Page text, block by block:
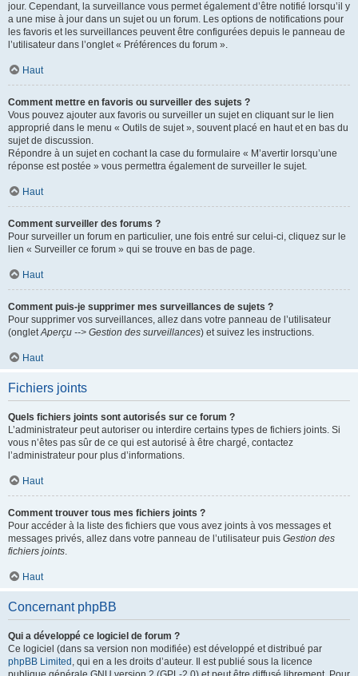
jour. Cependant, la surveillance vous permet également d’être notifié lorsqu’il y
a une mise à jour dans un sujet ou un forum. Les options de notifications pour
les favoris et les surveillances peuvent être configurées depuis le panneau de
l’utilisateur dans l’onglet « Préférences du forum ».
Haut
Comment mettre en favoris ou surveiller des sujets ?
Vous pouvez ajouter aux favoris ou surveiller un sujet en cliquant sur le lien
approprié dans le menu « Outils de sujet », souvent placé en haut et en bas du
sujet de discussion.
Répondre à un sujet en cochant la case du formulaire « M’avertir lorsqu’une
réponse est postée » vous permettra également de surveiller le sujet.
Haut
Comment surveiller des forums ?
Pour surveiller un forum en particulier, une fois entré sur celui-ci, cliquez sur le
lien « Surveiller ce forum » qui se trouve en bas de page.
Haut
Comment puis-je supprimer mes surveillances de sujets ?
Pour supprimer vos surveillances, allez dans votre panneau de l’utilisateur
(ongletAperçu --> Gestion des surveillances) et suivez les instructions.
Haut
Fichiers joints
Quels fichiers joints sont autorisés sur ce forum ?
L’administrateur peut autoriser ou interdire certains types de fichiers joints. Si
vous n’êtes pas sûr de ce qui est autorisé à être chargé, contactez
l’administrateur pour plus d’informations.
Haut
Comment trouver tous mes fichiers joints ?
Pour accéder à la liste des fichiers que vous avez joints à vos messages et
messages privés, allez dans votre panneau de l’utilisateur puis Gestion des
fichiers joints.
Haut
Concernant phpBB
Qui a développé ce logiciel de forum ?
Ce logiciel (dans sa version non modifiée) est développé et distribué par
phpBB Limited , qui en a les droits d’auteur. Il est publié sous la licence